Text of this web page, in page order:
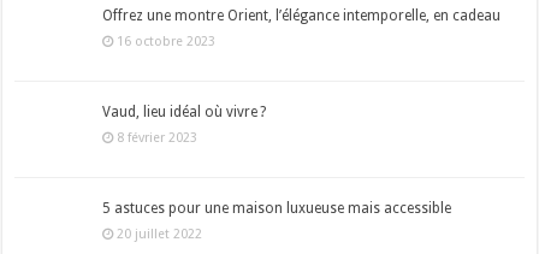
Offrez une montre Orient, l’élégance intemporelle, en cadeau
16 octobre 2023
Vaud, lieu idéal où vivre ?
8 février 2023
5 astuces pour une maison luxueuse mais accessible
20 juillet 2022